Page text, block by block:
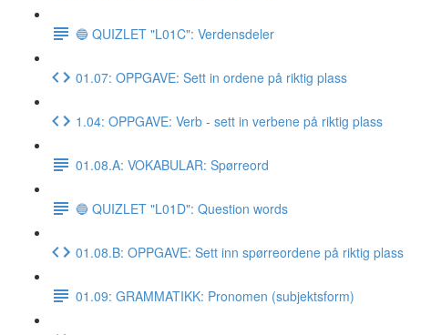
🔵 QUIZLET "L01C": Verdensdeler
01.07: OPPGAVE: Sett in ordene på riktig plass
1.04: OPPGAVE: Verb - sett in verbene på riktig plass
01.08.A: VOKABULAR: Spørreord
🔵 QUIZLET "L01D": Question words
01.08.B: OPPGAVE: Sett inn spørreordene på riktig plass
01.09: GRAMMATIKK: Pronomen (subjektsform)